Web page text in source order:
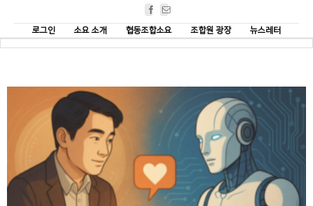
Facebook
로그인
소요 소개 협동조합소요 조합원 광장 뉴스레터